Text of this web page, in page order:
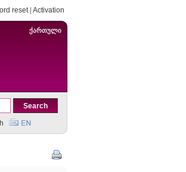
reset| Activation
ქართული